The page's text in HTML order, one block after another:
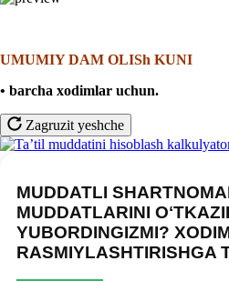
UMUMIY DAM OLISh KUNI
• barcha хodimlar uchun.
Zagruzit yeshche
MUDDATLI
MUDDATLARINI
YUBORDINGIZMI?
RASMIYLASHTIRISHGA